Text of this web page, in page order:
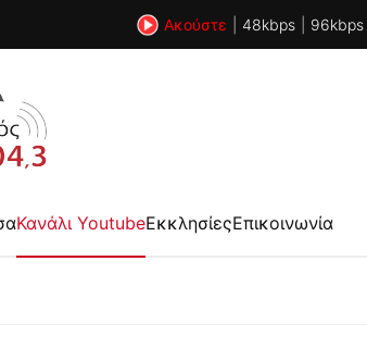
Ακούστε 48kbps 96kbps
Κανάλι YoutubeΕκκλησίεςΕπικοινωνία